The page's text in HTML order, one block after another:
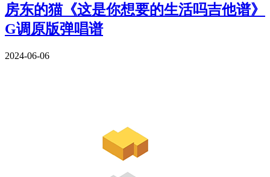
房东的猫《这是你想要的生活吗吉他谱》
G调原版弹唱谱
2024-06-06